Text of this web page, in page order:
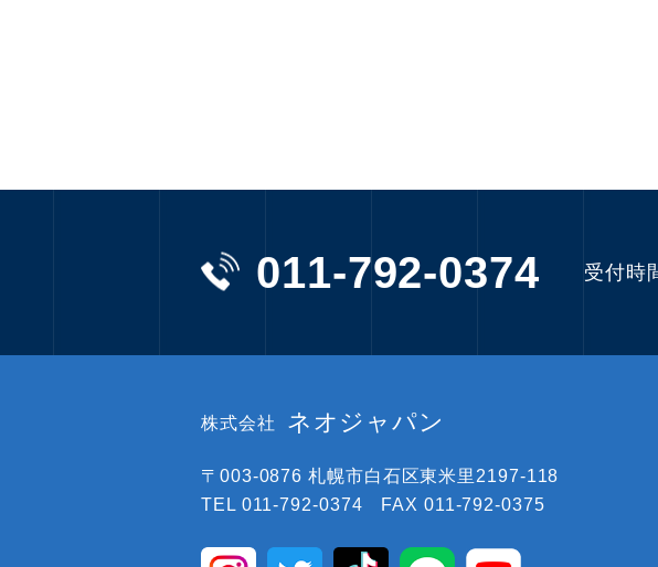
011-792-0374 受付時
株式会社 ネオジャパン
〒003-0876札幌市白石区東米里2197-118
TEL 011-792-0374 FAX 011-792-0375